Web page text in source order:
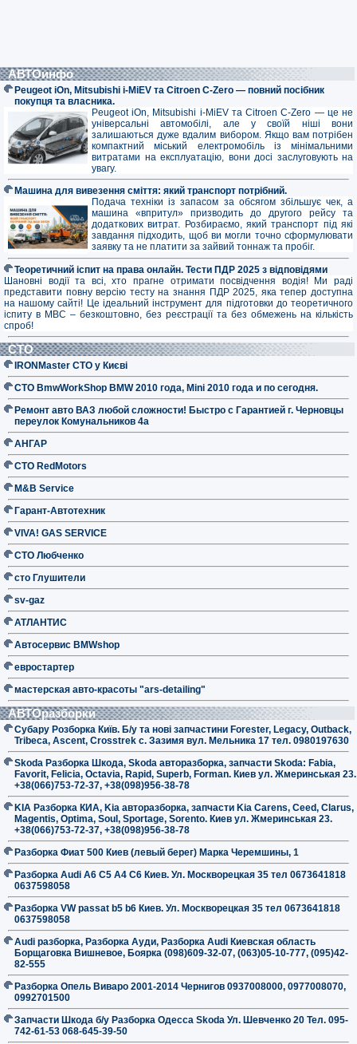
АВТОинфо
Peugeot iOn, Mitsubishi i-MiEV та Citroen C-Zero — повний посібник
покупця та власника.
Peugeot iOn, Mitsubishi i-MiEV та Citroen C-Zero — це не
універсальні автомобілі, але у своїй ніші вони
залишаються дуже вдалим вибором. Якщо вам потрібен
компактний міський електромобіль із мінімальними
витратами на експлуатацію, вони досі заслуговують на
увагу.
Машина для вивезення сміття: який транспорт потрібний.
Подача техніки із запасом за обсягом збільшує чек, а
машина «впритул» призводить до другого рейсу та
додаткових витрат. Розбираємо, який транспорт під які
завдання підходить, щоб ви могли точно сформулювати
заявку та не платити за зайвий тоннаж та пробіг.
Теоретичний іспит на права онлайн. Тести ПДР 2025 з відповідями
Шановні водії та всі, хто прагне отримати посвідчення водія! Ми раді
представити повну версію тесту на знання ПДР 2025, яка тепер доступна
на нашому сайті! Це ідеальний інструмент для підготовки до теоретичного
іспиту в МВС – безкоштовно, без реєстрації та без обмежень на кількість
спроб!
СТО
IRONMaster СТО у Києві
СТО BmwWorkShop BMW 2010 года, Mini 2010 года и по сегодня.
Ремонт авто ВАЗ любой сложности! Быстро с Гарантией г. Черновцы
переулок Комунальников 4а
АНГАР
СТО RedMotors
M&B Service
Гарант-Автотехник
VIVA! GAS SERVICE
СТО Любченко
сто Глушители
sv-gaz
АТЛАНТИС
Автосервис BMWshop
евростартер
мастерская авто-красоты "ars-detailing"
АВТОразборки
Субару Розборка Київ. Б/у та нові запчастини Forester, Legacy, Outback,
Tribeca, Ascent, Crosstrek с. Зазимя вул. Мельника 17 тел. 0980197630
Skoda Разборка Шкода, Skoda авторазборка, запчасти Skoda: Fabia,
Favorit, Felicia, Octavia, Rapid, Superb, Forman. Киев ул. Жмеринськая 23.
+38(066)753-72-37, +38(098)956-38-78
KIA Разборка КИА, Kia авторазборка, запчасти Kia Carens, Ceed, Clarus,
Magentis, Optima, Soul, Sportage, Sorento. Киев ул. Жмеринськая 23.
+38(066)753-72-37, +38(098)956-38-78
Разборка Фиат 500 Киев (левый берег) Марка Черемшины, 1
Разборка Audi A6 C5 A4 C6 Киев. Ул. Москворецкая 35 тел 0673641818
0637598058
Разборка VW passat b5 b6 Киев. Ул. Москворецкая 35 тел 0673641818
0637598058
Audi разборка, Разборка Ауди, Разборка Audi Киевская область
Борщаговка Вишневое, Боярка (098)609-32-07, (063)05-10-777, (095)42-
82-555
Разборка Опель Виваро 2001-2014 Чернигов 0937008000, 0977008070,
0992701500
Запчасти Шкода б/у Разборка Одесса Skoda Ул. Шевченко 20 Тел. 095-
742-61-53 068-645-39-50